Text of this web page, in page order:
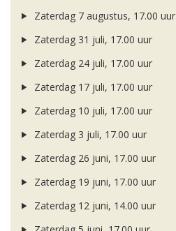
Zaterdag 7 augustus, 17.00 uur
Zaterdag 31 juli, 17.00 uur
Zaterdag 24 juli, 17.00 uur
Zaterdag 17 juli, 17.00 uur
Zaterdag 10 juli, 17.00 uur
Zaterdag 3 juli, 17.00 uur
Zaterdag 26 juni, 17.00 uur
Zaterdag 19 juni, 17.00 uur
Zaterdag 12 juni, 14.00 uur